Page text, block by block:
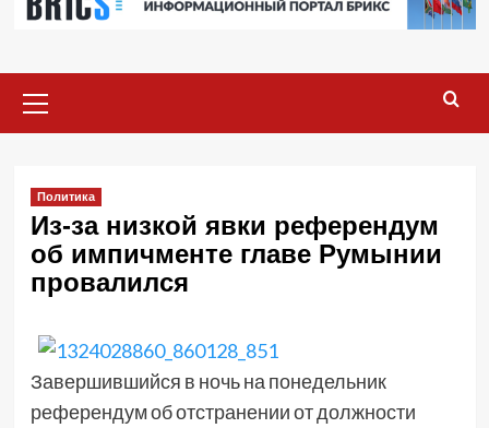
меню
Политика
Из-за низкой явки референдум
об импичменте главе Румынии
провалился
Завершившийся в ночь на понедельник
референдум об отстранении от должности